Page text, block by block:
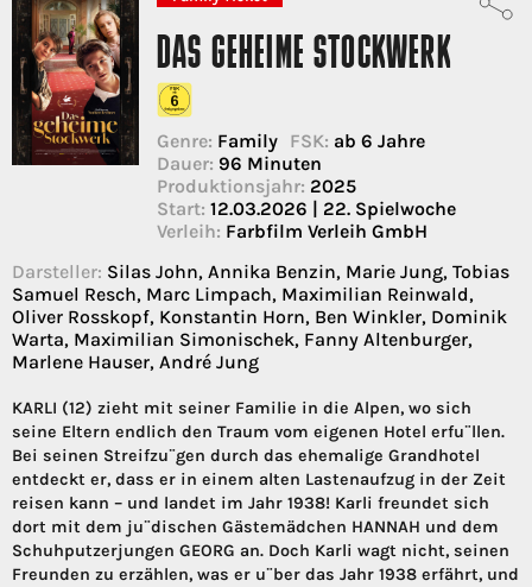
DAS GEHEIME STOCKWERK
Genre: Family FSK: ab 6 Jahre
Dauer: 96 Minuten
Produktionsjahr: 2025
Start: 12.03.2026 | 22. Spielwoche
Verleih: Farbfilm Verleih GmbH
Darsteller: Silas John, Annika Benzin, Marie Jung, Tobias
Samuel Resch, Marc Limpach, Maximilian Reinwald,
Oliver Rosskopf, Konstantin Horn, Ben Winkler, Dominik
Warta, Maximilian Simonischek, Fanny Altenburger,
Marlene Hauser, André Jung
KARLI (12) zieht mit seiner Familie in die Alpen, wo sich
seine Eltern endlich den Traum vom eigenen Hotel erfu¨llen.
Bei seinen Streifzu¨gen durch das ehemalige Grandhotel
entdeckt er, dass er in einem alten Lastenaufzug in der Zeit
reisen kann – und landet im Jahr 1938! Karli freundet sich
dort mit dem ju¨dischen Gästemädchen HANNAH und dem
Schuhputzerjungen GEORG an. Doch Karli wagt nicht, seinen
Freunden zu erzählen, was er u¨ber das Jahr 1938 erfährt, und